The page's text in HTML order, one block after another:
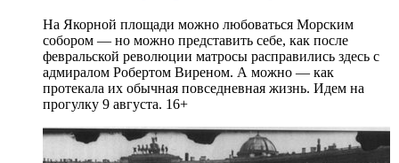
На Якорной площади можно любоваться Морским
собором — но можно представить себе, как после
февральской революции матросы расправились здесь с
адмиралом Робертом Виреном. А можно — как
протекала их обычная повседневная жизнь. Идем на
прогулку 9 августа. 16+